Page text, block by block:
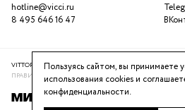
hotline@vicci.ru
8 495 646 16 47
VITTORIA VICCI © 2016-2025ПОЛИТИКА
ПРАВИЛА ПРОГРАММЫ ЛОЯЛЬНОСТИ
Пользуясь сайтом, вы принимаете
использования cookies и
конфиденциальности.